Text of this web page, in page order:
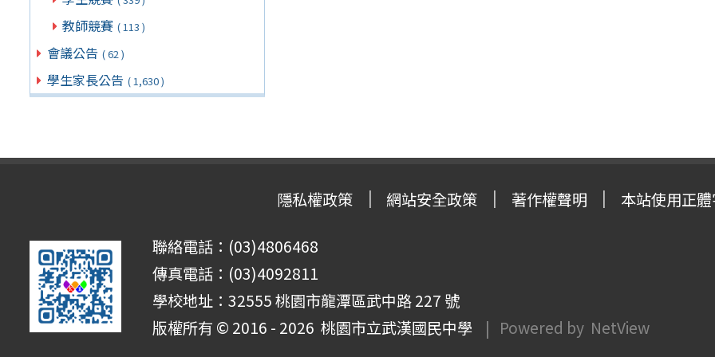
教師競賽 ( 113 )
會議公告 ( 62 )
學生家長公告 ( 1,630 )
隱私權政策 網站安全政策 著作權聲明 本站使用正
聯絡電話：(03)4806468
傳真電話：(03)4092811
學校地址：32555 桃園市龍潭區武中路 227 號
版權所有 © 2016 - 2026 桃園市立武漢國民中學 | Powered by NetView